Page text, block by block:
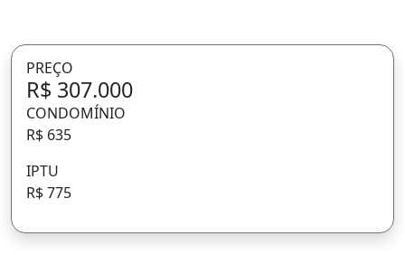
PREÇO
R$ 307.000
CONDOMÍNIO
R$ 635
IPTU
R$ 775